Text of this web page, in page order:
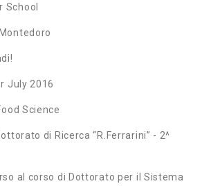
School
July 2016
Science
di Ricerca “R.Ferrarini” - 2^
al corso di Dottorato per il Sistema